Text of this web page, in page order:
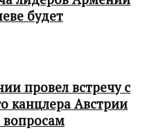
будет
провел встречу с
канцлера Австрии